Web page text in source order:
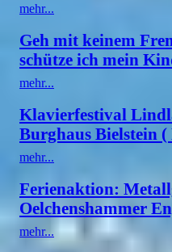
mehr...
Geh mit keinem
schütze ich mein
mehr...
Klavierfestival
Burghaus Bielstein
mehr...
Ferienaktion:
Oelchenshammer
mehr...